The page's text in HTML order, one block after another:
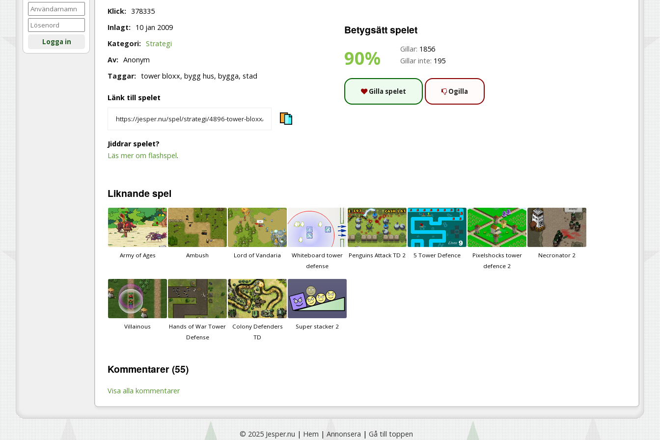
Logga in
Betygsätt spelet
90% Gillar: 1856
Gillar inte: 195
Gilla spelet Ogilla
Klick: 378335
Inlagt:
10 jan 2009
Kategori: Strategi
Av: Anonym
Taggar: tower bloxx, bygg hus, bygga, stad
Länk till spelet
Jiddrar spelet?
Läs mer om flashspel.
Liknandespel
Army of Ages Ambush Lord of Vandaria
Whiteboard tower
defense
Penguins Attack TD 2 5 Tower Defence
Pixelshocks tower
defence 2
Necronator 2
Villainous
Hands of War Tower
Defense
Colony Defenders
TD
Super stacker 2
Kommentarer (55)
Visa alla kommentarer
© 2025 Jesper.nu|Hem|Annonsera|Gå till toppen